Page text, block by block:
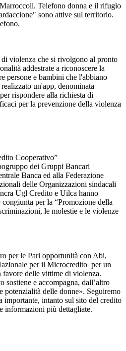
Telefono donna e il rifugio
sono attive sul territorio.
violenza che si rivolgono al pronto
addestrate a riconoscere la
persone e bambini che l'abbiano
un'app, denominata
rispondere alla richiesta di
per la prevenzione della violenza
Cooperativo”
dei Gruppi Bancari
Banca ed alla Federazione
delle Organizzazioni sindacali
Ugl Credito e Uilca hanno
per la “Promozione della
le molestie e le violenze
per le Pari opportunità con Abi,
per il Microcredito per un
delle vittime di violenza.
sostiene e accompagna, dall’altro
potenzialità delle donne». Seguiremo
intanto sul sito del credito
informazioni più dettagliate.